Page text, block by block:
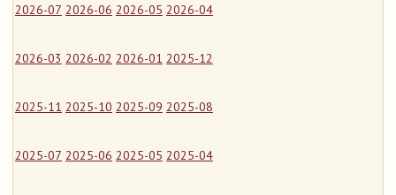
2026-07 2026-06 2026-05 2026-04
2026-03 2026-02 2026-01 2025-12
2025-11 2025-10 2025-09 2025-08
2025-07 2025-06 2025-05 2025-04